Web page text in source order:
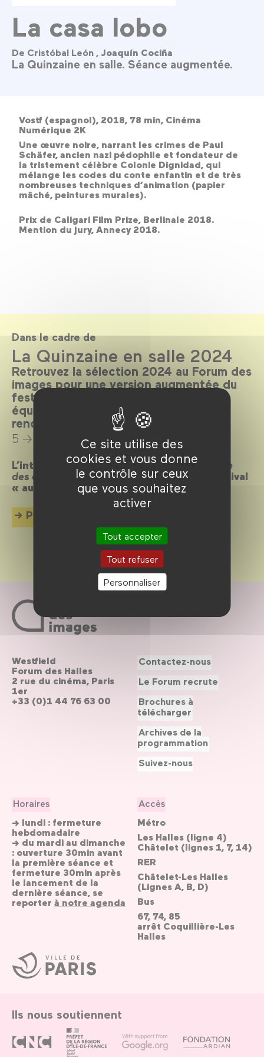
Ce site utilise des
cookies et vous donne
le contrôle sur ceux
que vous souhaitez
activer
Tout accepter
Tout refuser
Personnaliser
La casa lobo
De Cristóbal León , Joaquín Cociña
La Quinzaine en salle. Séance augmentée.
Vostf (espagnol), 2018, 78 min, Cinéma
Numérique 2K
Une œuvre noire, narrant les crimes de Paul
Schäfer, ancien nazi pédophile et fondateur de
la tristement célèbre Colonie Dignidad, qui
mélange les codes du conte enfantin et de très
nombreuses techniques d’animation (papier
mâché, peintures murales).
Prix de Caligari Film Prize, Berlinale 2018.
Mention du jury, Annecy 2018.
Dans le cadre de
La Quinzaine en salle 2024
Retrouvez la sélection 2024 au Forum des
images pour une version augmentée du
festival: projections en présence des
équipes de films, master class,
rencontres…
5 → 16 juin 2024
L’intégralité de la sélection de laQuinzaine
des cinéastes– courts et longs – et un festival
« augmenté » par nos soins.
Plus d'info
Ville
de
Paris
Westfield
Forum des Halles
2 rue du cinéma, Paris
1er
+33 (0)1 44 76 63 00
Horaires
→ lundi : fermeture
hebdomadaire
→ du mardi au dimanche
: ouverture 30min avant
la première séance et
fermeture 30min après
le lancement de la
dernière séance, se
reporter à notre agenda
Accès
Métro
Les Halles (ligne 4)
Châtelet (lignes 1, 7, 14)
RER
Châtelet-Les Halles
(Lignes A, B, D)
Bus
67, 74, 85
arrêt Coquillière-Les
Halles
Contactez-nous
Le Forum recrute
Brochures à
télécharger
Archives de la
programmation
Suivez-nous
Ils nous soutiennent